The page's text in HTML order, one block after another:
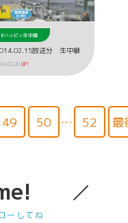
#ハッピィ生中継
放送分 生中継
UP!
49 50 … 52 最
ーしてね